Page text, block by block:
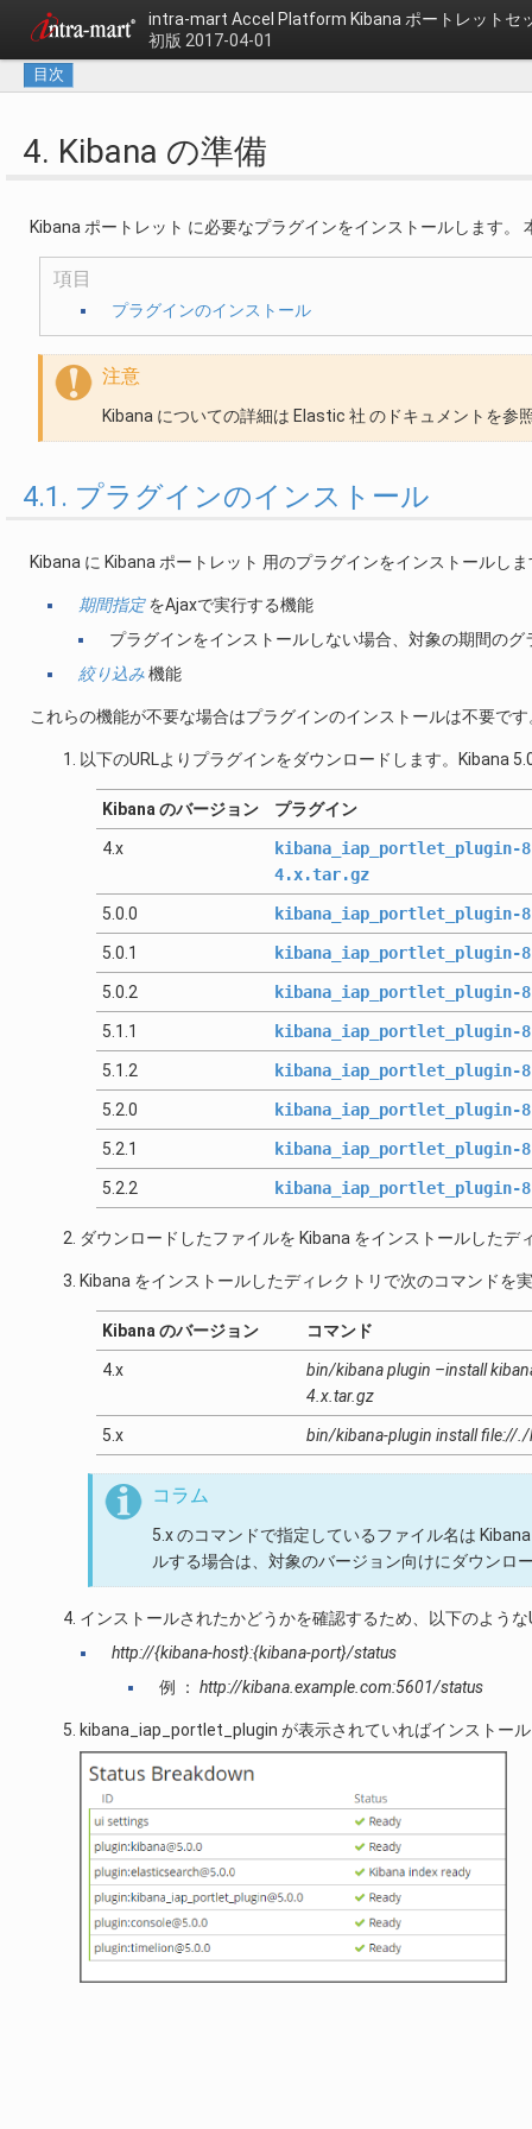
intra-mart Accel Platform Kibana ポートレットセ
初版 2017-04-01
目次
4. Kibana の準備
Kibana ポートレット に必要なプラグインをインストールします。
項目
プラグインのインストール
注意
Kibana についての詳細は Elastic 社 のドキュメントを参
4.1. プラグインのインストール
Kibana に Kibana ポートレット 用のプラグインをインストールし
期間指定をAjaxで実行する機能
プラグインをインストールしない場合、対象の期間の
絞り込み機能
これらの機能が不要な場合はプラグインのインストールは不要です
以下のURLよりプラグインをダウンロードします。Kibana
Kibana のバージョン プラグイン
4.x
4.x.tar.gz
5.0.0
5.0.1
5.0.2
5.1.1
5.1.2
5.2.0
5.2.1
5.2.2
ダウンロードしたファイルを Kibana をインストールしたデ
Kibana をインストールしたディレクトリで次のコマンドを
Kibana のバージョン コマンド
4.x
bin/kibana plugin –install
4.x.tar.gz
5.x bin/kibana-plugin install file://
コラム
5.x のコマンドで指定しているファイル名は
ルする場合は、対象のバージョン向けにダウンロ
インストールされたかどうかを確認するため、以下のよう
http://{kibana-host}:{kibana-port}/status
例 ：http://kibana.example.com:5601/status
kibana_iap_portlet_plugin が表示されていればインストー